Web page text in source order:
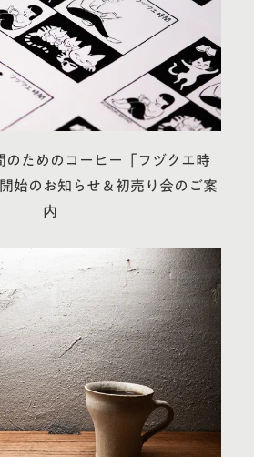
のためのコーヒー「フヅクエ時
始のお知らせ＆初売り会のご案
内